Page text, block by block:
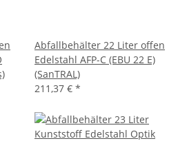
Abfallbehälter 22 Liter offen
Edelstahl AFP-C (EBU 22 E)
(SanTRAL)
211,37 € *